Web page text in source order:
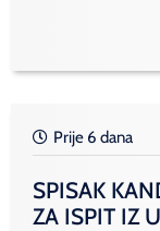
Prije 6 dana
SPISAK
ZA ISPIT IZ